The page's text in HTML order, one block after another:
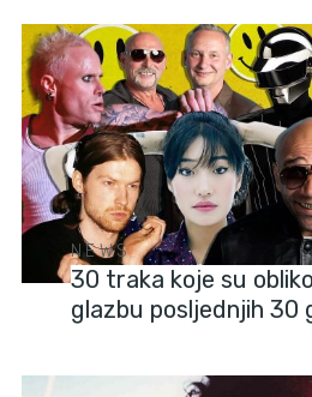
NEWS
30 traka koje su
glazbu posljednjih 30